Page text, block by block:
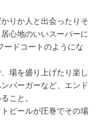
りか人と出会ったりそ
心地のいいスーパーに
ードコートのようにな
場を盛り上げたり楽し
バーガーなど、エンド
こと。
ビールが圧巻でその場